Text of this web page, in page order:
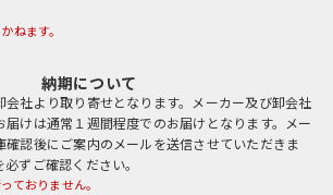
ねます。
納期について
社より取り寄せとなります。メーカー及び卸会社
けは通常１週間程度でのお届けとなります。メー
確認後にご案内のメールを送信させていただきま
ずご確認ください。
ておりません。